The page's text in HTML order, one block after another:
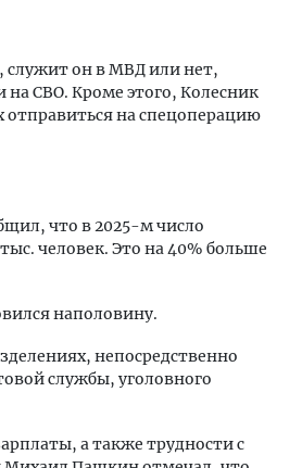
служит он в МВД или нет,
СВО. Кроме этого, Колесник
на спецоперацию
что в 2025-м число
человек. Это на 40% больше
наполовину.
непосредственно
службы, уголовного
а также трудности с